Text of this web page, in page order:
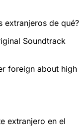
extranjeros de qué?
Soundtrack
foreign about high
extranjero en el